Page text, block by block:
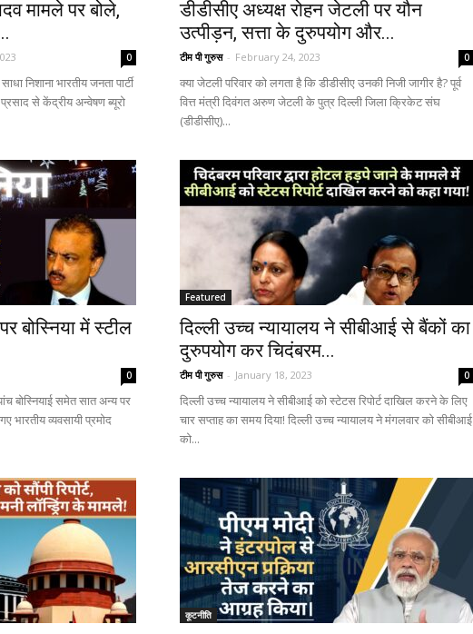
मामले पर बोले,
0
निशाना भारतीय जनता पार्टी
से केंद्रीय अन्वेषण ब्यूरो
डीडीसीए अध्यक्ष रोहन जेटली पर यौन
उत्पीड़न, सत्ता के दुरुपयोग और...
टीम पी गुरुस - February 24, 2023 0
क्या जेटली परिवार को लगता है कि डीडीसीए उनकी निजी जागीर है? पूर्व
वित्त मंत्री दिवंगत अरुण जेटली के पुत्र दिल्ली जिला क्रिकेट संघ
(डीडीसीए)...
बोस्निया में स्टील
0
बोस्नियाई समेत सात अन्य पर
व्यवसायी प्रमोद
Featured
दिल्ली उच्च न्यायालय ने सीबीआई से बैंकों का
दुरुपयोग कर चिदंबरम...
टीम पी गुरुस - January 18, 2023 0
दिल्ली उच्च न्यायालय ने सीबीआई को स्टेटस रिपोर्ट दाखिल करने के लिए
चार सप्ताह का समय दिया! दिल्ली उच्च न्यायालय ने मंगलवार को सीबीआई
को...
कूटनीति